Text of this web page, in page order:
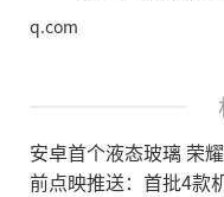
q.com
安卓首个液态玻璃 荣
前点映推送：首批4款